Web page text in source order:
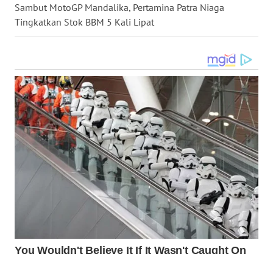
Sambut MotoGP Mandalika, Pertamina Patra Niaga
Tingkatkan Stok BBM 5 Kali Lipat
WN
SULUT
MALUKU
WN
MALUT
WN
DAIRI
WN